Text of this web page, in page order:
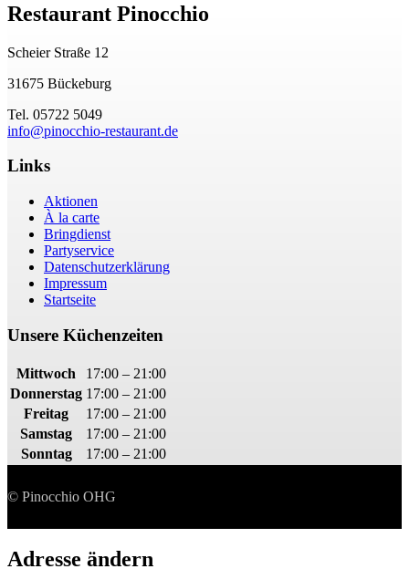
Restaurant Pinocchio
Scheier Straße 12
31675 Bückeburg
Tel. 05722 5049
info@pinocchio-restaurant.de
Links
Aktionen
À la carte
Bringdienst
Partyservice
Datenschutzerklärung
Impressum
Startseite
Unsere Küchenzeiten
Mittwoch
17:00 – 21:00
Donnerstag 17:00 – 21:00
Freitag
17:00 – 21:00
Samstag
17:00 – 21:00
Sonntag
17:00 – 21:00
© Pinocchio OHG
Adresse ändern